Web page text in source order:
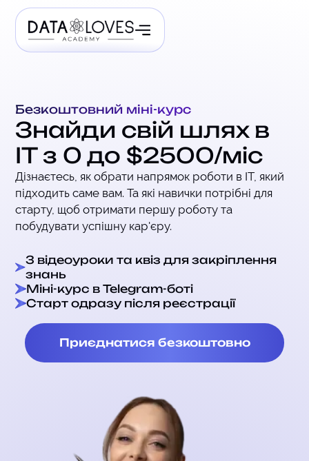
Безкоштовний міні-курс
Знайди свій шлях в
ІТ з 0 до $2500/міс
Дізнаєтесь, як обрати напрямок роботи в IT, який
підходить саме вам. Та які навички потрібні для
старту, щоб отримати першу роботу та
побудувати успішну кар'єру.
3 відеоуроки та квіз для закріплення
знань
Міні-курс в Telegram-боті
Старт одразу після реєстрації
Приєднатися безкоштовно